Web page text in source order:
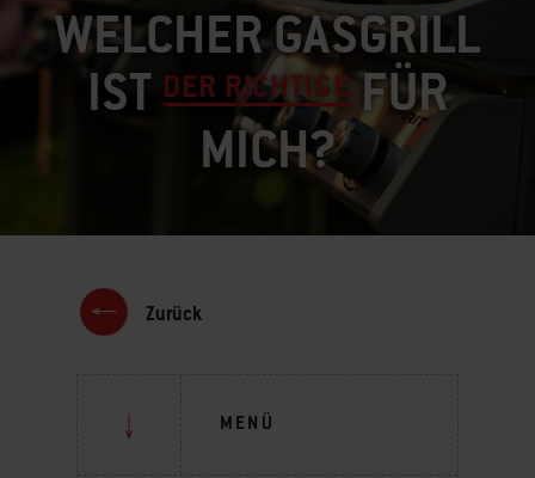
WELCHER GASGRILL
ISTDER RICHTIGEFÜR
MICH?
Zurück
MENÜ